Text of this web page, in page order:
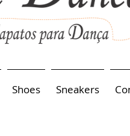
Shoes Sneakers